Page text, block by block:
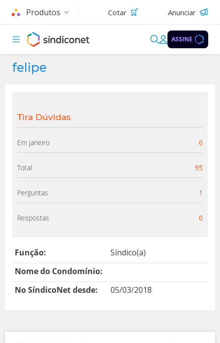
Produtos Cotar Anunciar
ASSINE
felipe
Tira Dúvidas
Em janeiro 0
Total 95
Perguntas 1
Respostas 0
Função:
Síndico(a)
Nome do Condomínio:
No SíndicoNet desde:
05/03/2018